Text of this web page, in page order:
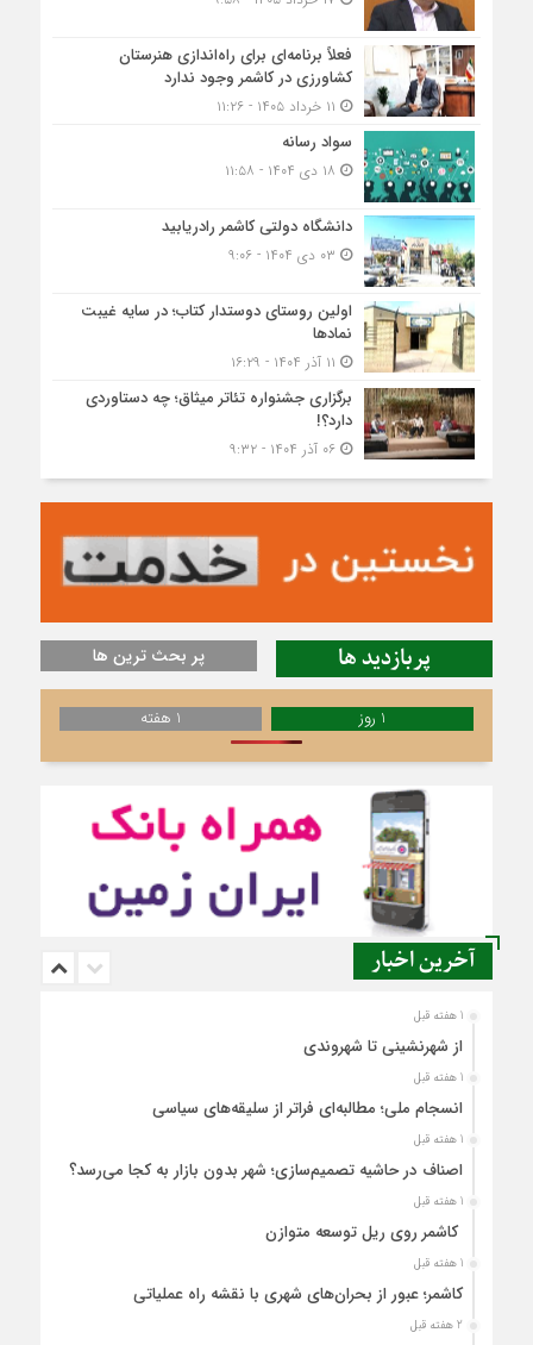
فعلاً برنامه‌ای برای راه‌اندازی هنرستان
کشاورزی در کاشمر وجود ندارد
سواد رسانه
دانشگاه دولتی کاشمر‌ رادریابید
اولین روستای دوستدار کتاب؛ در سایه غیبت
نمادها
برگزاری جشنواره تئاتر میثاق؛ چه دستاوردی
دارد؟!
۰۶ آذر ۱۴۰۴ - ۹:۳۲
پربازدید ها پر بحث ترین ها
1 روز 1 هفته
آخرین اخبار
1 هفته قبل
از شهرنشینی تا شهروندی
1 هفته قبل
انسجام ملی؛ مطالبه‌ای فراتر از سلیقه‌های سیاسی
1 هفته قبل
اصناف در حاشیه تصمیم‌سازی؛ شهر بدون بازار به کجا می‌رسد؟
1 هفته قبل
کاشمر روی ریل توسعه متوازن
1 هفته قبل
کاشمر؛ عبور از بحران‌های شهری با نقشه راه عملیاتی
2 هفته قبل